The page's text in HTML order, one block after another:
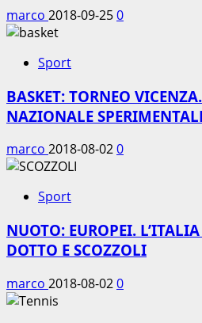
marco 2018-09-250
Sport
BASKET: TORNEO
NAZIONALE
marco 2018-08-020
Sport
NUOTO: EUROPEI.
DOTTO E SCOZZOLI
marco 2018-08-020